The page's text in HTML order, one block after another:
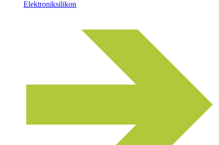
Elektroniksilikon